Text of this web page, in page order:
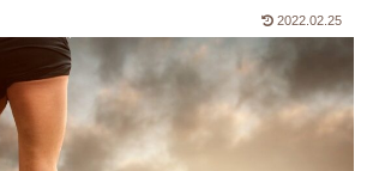
2022.02.25